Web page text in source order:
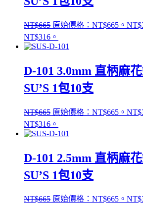
NT$665 原始價格：NT$665。 NT$
NT$316。
D-101 3.0mm 直柄麻
SU’S 1包10支
NT$665 原始價格：NT$665。 NT$
NT$316。
D-101 2.5mm 直柄麻
SU’S 1包10支
NT$665 原始價格：NT$665。 NT$